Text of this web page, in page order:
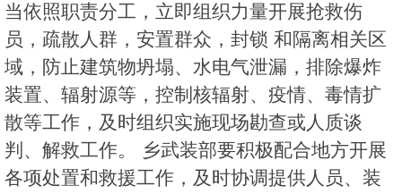
当依照职责分工，立即组织力量开展抢救伤
员，疏散人群，安置群众，封锁 和隔离相关区
域，防止建筑物坍塌、水电气泄漏，排除爆炸
装置、辐射源等，控制核辐射、疫情、毒情扩
散等工作，及时组织实施现场勘查或人质谈
判、解救工作。 乡武装部要积极配合地方开展
各项处置和救援工作，及时协调提供人员、装